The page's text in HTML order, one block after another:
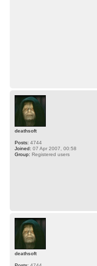
deathsoft
Posts: 4744
Joined: 07 Apr 2007, 00:58
Group: Registered users
deathsoft